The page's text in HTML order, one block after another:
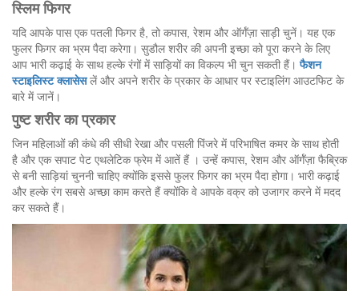
स्लिम फिगर
यदि आपके पास एक पतली फिगर है, तो कपास, रेशम और ऑर्गॅज़ा साड़ी चुनें। यह एक
फुलर फिगर का भ्रम पैदा करेगा। सुडौल शरीर की अपनी इच्छा को पूरा करने के लिए
आप भारी कढ़ाई के साथ हल्के रंगों में साड़ियों का विकल्प भी चुन सकती हैं।फैशन
स्टाइलिस्ट क्लासेसलें और अपने शरीर के प्रकार के आधार पर स्टाइलिंग आउटफिट के
बारे में जानें।
पुष्ट शरीर का प्रकार
जिन महिलाओं की कंधे की सीधी रेखा और पसली पिंजरे में परिभाषित कमर के साथ होती
है और एक सपाट पेट एथलेटिक फ्रेम में आतें हैं । उन्हें कपास, रेशम और ऑर्गॅज़ा फैब्रिक
से बनी साड़ियां चुननी चाहिए क्योंकि इससे फुलर फिगर का भ्रम पैदा होगा। भारी कढ़ाई
और हल्के रंग सबसे अच्छा काम करते हैं क्योंकि वे आपके वक्र को उजागर करने में मदद
कर सकते हैं।